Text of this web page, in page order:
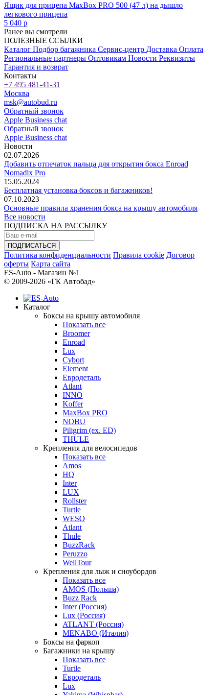
Ящик для прицепа MaxBox PRO 500 (47 л) на дышло
легкового прицепа
5 040 p
Ранее вы смотрели
ПОЛЕЗНЫЕ ССЫЛКИ
Каталог Подбор багажника Сервис-центр Доставка Оплата
Региональные партнеры Оптовикам Новости Реквизиты
Гарантия и возврат
Контакты
+7 495 481-41-31
Москва
msk@autobud.ru
Обратный звонок
Apple Business chat
Обратный звонок
Apple Business chat
Новости
02.07.2026
Добавить отпечаток пальца для открытия бокса Enroad
Nomadix Pro
15.05.2024
Бесплатная установка боксов и багажников!
07.10.2023
Основные правила хранения бокса на крышу автомобиля
Все новости
ПОДПИСКА НА РАССЫЛКУ
Политика конфиденциальности Правила cookie Договор
оферты Карта сайта
ES-Auto - Магазин №1
© 2009-2026 «ГК Автобад»
Каталог
Боксы на крышу автомобиля
Показать все
Broomer
Enroad
Lux
Cybort
Element
Евродеталь
Atlant
INNO
Koffer
MaxBox PRO
NOBU
Piligrim (ex. ED)
THULE
Крепления для велосипедов
Показать все
Amos
HQ
Inter
LUX
Rollster
Turtle
WESO
Atlant
Thule
BuzzRack
Peruzzo
WellTour
Крепления для лыж и сноубордов
Показать все
AMOS (Польша)
Buzz Rack
Inter (Россия)
Lux (Россия)
ATLANT (Россия)
MENABO (Италия)
Боксы на фаркоп
Багажники на крышу
Показать все
Turtle
Евродеталь
Lux